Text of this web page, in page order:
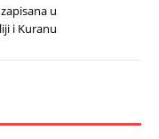
zapisana u
i Kuranu